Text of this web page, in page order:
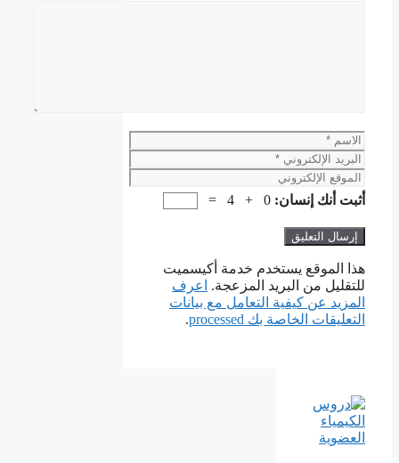
الاسم
البريد
الإلكتروني
الموقع
الإلكتروني
أثبت أنك إنسان: 0 + 4 =
هذا الموقع يستخدم خدمة أكيسميت
للتقليل من البريد المزعجة.
اعرف
المزيد عن كيفية التعامل مع بيانات
التعليقات الخاصة بك processed
.